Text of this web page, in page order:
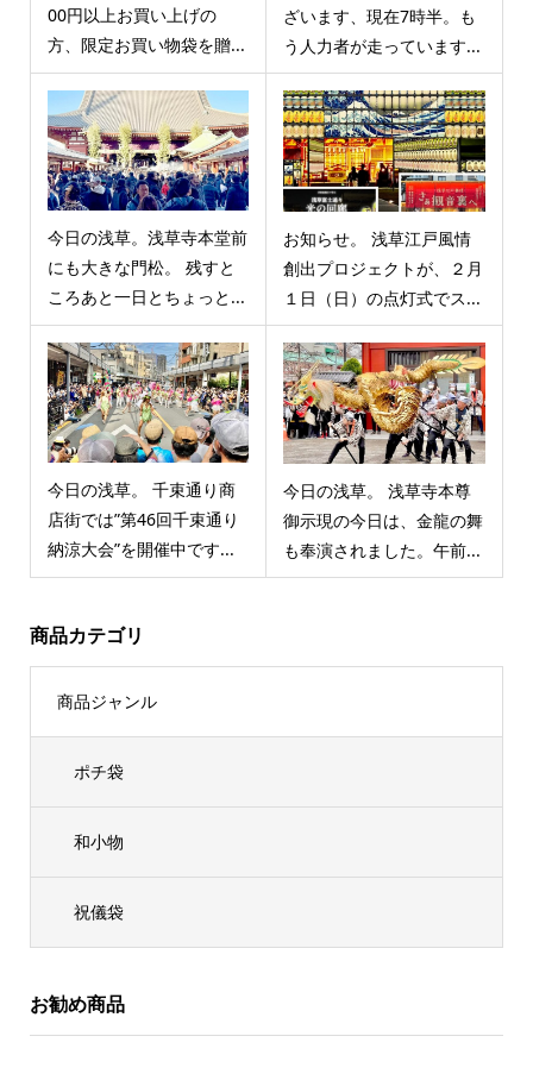
00円以上お買い上げの
方、限定お買い物袋を贈...
ざいます、現在7時半。も
う人力者が走っています...
今日の浅草。浅草寺本堂前
にも大きな門松。 残すと
ころあと一日とちょっと...
お知らせ。 浅草江戸風情
創出プロジェクトが、２月
１日（日）の点灯式でス...
今日の浅草。 千束通り商
店街では”第46回千束通り
納涼大会”を開催中です...
今日の浅草。 浅草寺本尊
御示現の今日は、金龍の舞
も奉演されました。午前...
商品カテゴリ
商品ジャンル
ポチ袋
和小物
祝儀袋
お勧め商品